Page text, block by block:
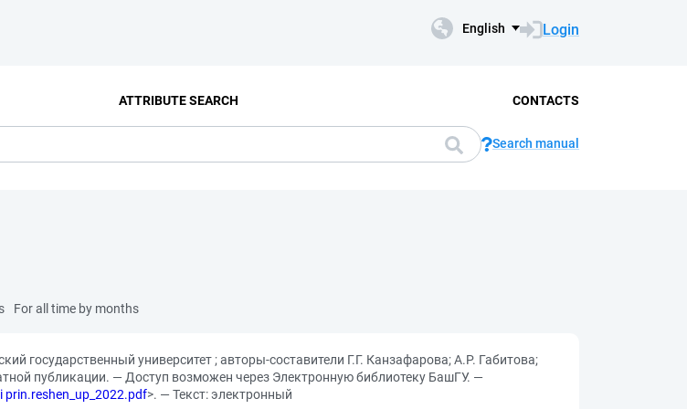
English Login
ATTRIBUTE SEARCH CONTACTS
Search manual
For all time by months
государственный университет ; авторы-составители Г.Г. Канзафарова; А.Р. Габитова;
публикации. — Доступ возможен через Электронную библиотеку БашГУ. —
>. — Текст: электронный